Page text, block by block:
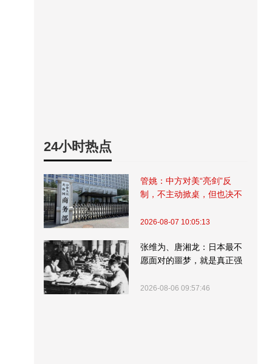
24小时热点
管姚：中方对美“亮剑”反
制，不主动掀桌，但也决不
2026-08-07 10:05:13
张维为、唐湘龙：日本最不
愿面对的噩梦，就是真正强
2026-08-06 09:57:46